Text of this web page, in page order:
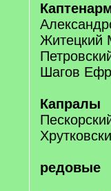
Житецкий
Шагов
Капралы
редовые